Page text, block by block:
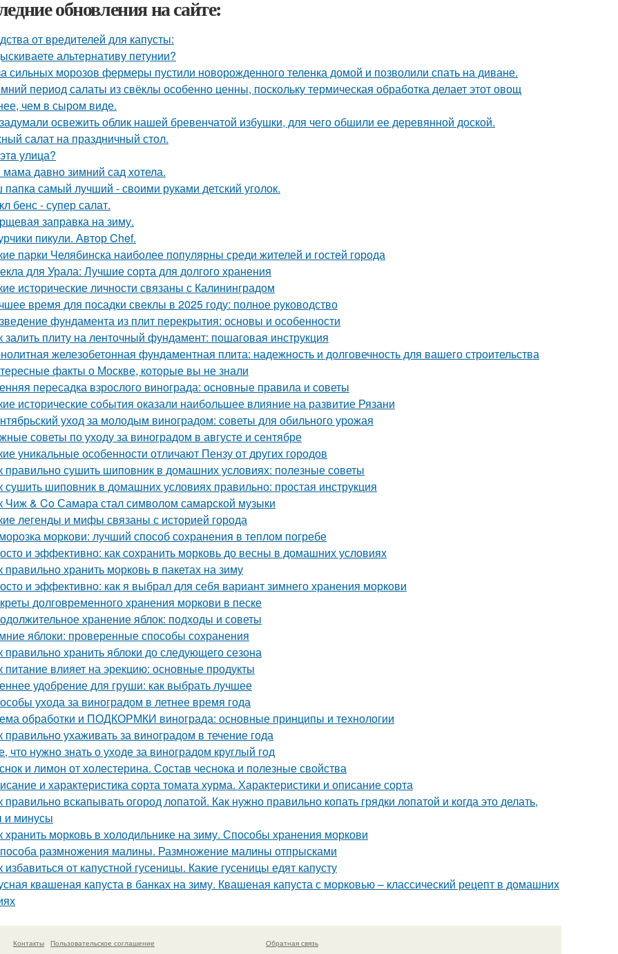
обновления на сайте:
от вредителей для капусты:
альтернативу петунии?
сильных морозов фермеры пустили новорожденного теленка домой и позволили спать на диване.
период салаты из свёклы особенно ценны, поскольку термическая обработка делает этот овощ
чем в сыром виде.
освежить облик нашей бревенчатой избушки, для чего обшили ее деревянной доской.
салат на праздничный стол.
улица?
давно зимний сад хотела.
самый лучший - своими руками детский уголок.
бенс - супер салат.
заправка на зиму.
пикули. Автор Chef.
парки Челябинска наиболее популярны среди жителей и гостей города
для Урала: Лучшие сорта для долгого хранения
исторические личности связаны с Калининградом
время для посадки свеклы в 2025 году: полное руководство
фундамента из плит перекрытия: основы и особенности
залить плиту на ленточный фундамент: пошаговая инструкция
железобетонная фундаментная плита: надежность и долговечность для вашего строительства
факты о Москве, которые вы не знали
пересадка взрослого винограда: основные правила и советы
исторические события оказали наибольшее влияние на развитие Рязани
уход за молодым виноградом: советы для обильного урожая
советы по уходу за виноградом в августе и сентябре
уникальные особенности отличают Пензу от других городов
правильно сушить шиповник в домашних условиях: полезные советы
сушить шиповник в домашних условиях правильно: простая инструкция
Чиж & Co Самара стал символом самарской музыки
легенды и мифы связаны с историей города
моркови: лучший способ сохранения в теплом погребе
и эффективно: как сохранить морковь до весны в домашних условиях
правильно хранить морковь в пакетах на зиму
и эффективно: как я выбрал для себя вариант зимнего хранения моркови
долговременного хранения моркови в песке
хранение яблок: подходы и советы
яблоки: проверенные способы сохранения
правильно хранить яблоки до следующего сезона
питание влияет на эрекцию: основные продукты
удобрение для груши: как выбрать лучшее
ухода за виноградом в летнее время года
обработки и ПОДКОРМКИ винограда: основные принципы и технологии
правильно ухаживать за виноградом в течение года
что нужно знать о уходе за виноградом круглый год
и лимон от холестерина. Состав чеснока и полезные свойства
и характеристика сорта томата хурма. Характеристики и описание сорта
правильно вскапывать огород лопатой. Как нужно правильно копать грядки лопатой и когда это делать,
и минусы
хранить морковь в холодильнике на зиму. Способы хранения моркови
размножения малины. Размножение малины отпрысками
избавиться от капустной гусеницы. Какие гусеницы едят капусту
квашеная капуста в банках на зиму. Квашеная капуста с морковью – классический рецепт в домашних
Контакты Пользовательское соглашение Обратная связь